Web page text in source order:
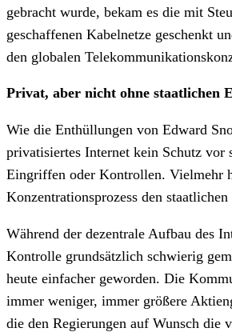
gebracht wurde, bekam es die mit
geschaffenen Kabelnetze geschenkt
den globalen
Privat, aber nicht ohne staatlichen
Wie die Enthüllungen von Edward
privatisiertes Internet kein Schutz vor
Eingriffen oder Kontrollen. Vielmehr
Konzentrationsprozess den
Während der dezentrale Aufbau des
Kontrolle grundsätzlich schwierig
heute einfacher geworden. Die
immer weniger, immer größere
die den Regierungen auf Wunsch die